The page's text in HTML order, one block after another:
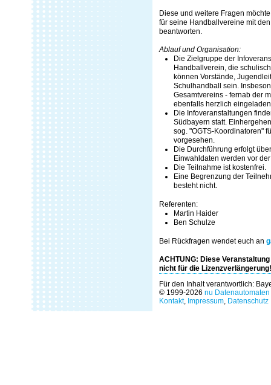
Diese und weitere Fragen
für seine Handballvereine mit
beantworten.
Ablauf und Organisation:
Die Zielgruppe der
Handballverein, die
können Vorstände,
Schulhandball sein.
Gesamtvereins - fernab der
ebenfalls herzlich
Die Infoveranstaltungen
Südbayern statt.
sog. "OGTS-Koordinatoren"
vorgesehen.
Die Durchführung erfolgt
Einwahldaten werden vor
Die Teilnahme ist kostenfrei.
Eine Begrenzung der
besteht nicht.
Referenten:
Martin Haider
Ben Schulze
Bei Rückfragen wendet euch an
ACHTUNG: Diese
nicht für die Lizenzverlängerung!
Für den Inhalt verantwortlich:
© 1999-2026 nu
Kontakt, Impressum, Datenschutz